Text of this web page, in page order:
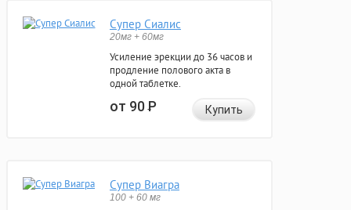
Супер Сиалис
20мг + 60мг
Усиление эрекции до 36 часов и
продление полового акта в
одной таблетке.
от 90Р Купить
Супер Виагра
100 + 60 мг